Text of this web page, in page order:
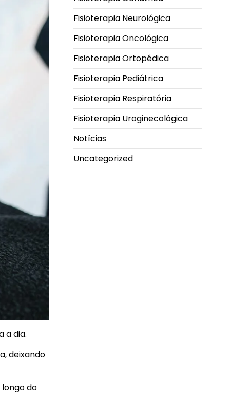
a dia.
deixando
do
Fisioterapia Neurológica
Fisioterapia Oncológica
Fisioterapia Ortopédica
Fisioterapia Pediátrica
Fisioterapia Respiratória
Fisioterapia Uroginecológica
Notícias
Uncategorized